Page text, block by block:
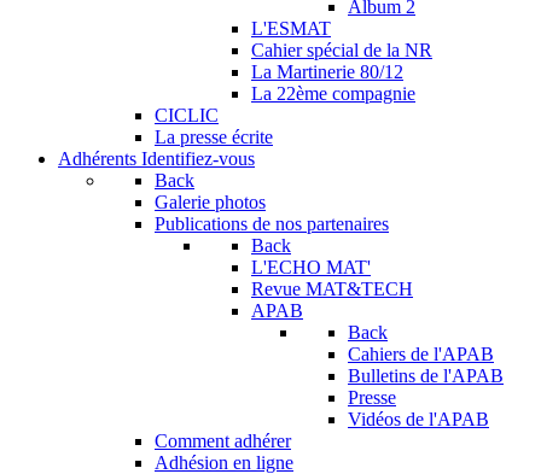
Album 2
L'ESMAT
Cahier spécial de la NR
La Martinerie 80/12
La 22ème compagnie
CICLIC
La presse écrite
Adhérents Identifiez-vous
Back
Galerie photos
Publications de nos partenaires
Back
L'ECHO MAT'
Revue MAT&TECH
APAB
Back
Cahiers de l'APAB
Bulletins de l'APAB
Presse
Vidéos de l'APAB
Comment adhérer
Adhésion en ligne